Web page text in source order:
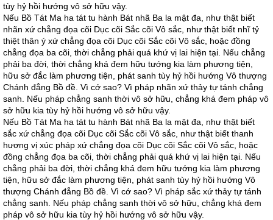
tùy hỷ hồi hướng vô sở hữu vậy.
Nếu Bồ Tát Ma ha tát tu hành Bát nhã Ba la mật đa, như thật biết
nhãn xứ chẳng đọa cõi Dục cõi Sắc cõi Vô sắc, như thật biết nhĩ tỷ
thiệt thân ý xứ chẳng đọa cõi Dục cõi Sắc cõi Vô sắc, hoặc đồng
chẳng đọa ba cõi, thời chẳng phải quá khứ vị lai hiện tại. Nếu chẳng
phải ba đời, thời chẳng khá đem hữu tướng kia làm phương tiện,
hữu sở đắc làm phương tiện, phát sanh tùy hỷ hồi hướng Vô thượng
Chánh đẳng Bồ đề. Vì cớ sao? Vì pháp nhãn xứ thảy tự tánh chẳng
sanh. Nếu pháp chẳng sanh thời vô sở hữu, chẳng khá đem pháp vô
sở hữu kia tùy hỷ hồi hướng vô sở hữu vậy.
Nếu Bồ Tát Ma ha tát tu hành Bát nhã Ba la mật đa, như thật biết
sắc xứ chẳng đọa cõi Dục cõi Sắc cõi Vô sắc, như thật biết thanh
hương vị xúc pháp xứ chẳng đọa cõi Dục cõi Sắc cõi Vô sắc, hoặc
đồng chẳng đọa ba cõi, thời chẳng phải quá khứ vị lai hiện tại. Nếu
chẳng phải ba đời, thời chẳng khá đem hữu tướng kia làm phương
tiện, hữu sở đắc làm phương tiện, phát sanh tùy hỷ hồi hướng Vô
thượng Chánh đẳng Bồ đề. Vì cớ sao? Vì pháp sắc xứ thảy tự tánh
chẳng sanh. Nếu pháp chẳng sanh thời vô sở hữu, chẳng khá đem
pháp vô sở hữu kia tùy hỷ hồi hướng vô sở hữu vậy.